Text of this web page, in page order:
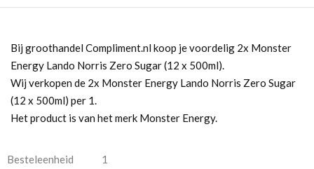
Bij groothandel Compliment.nl koop je voordelig 2x Monster
Energy Lando Norris Zero Sugar (12 x 500ml).
Wij verkopen de 2x Monster Energy Lando Norris Zero Sugar
(12 x 500ml) per 1.
Het product is van het merk Monster Energy.
Besteleenheid
1